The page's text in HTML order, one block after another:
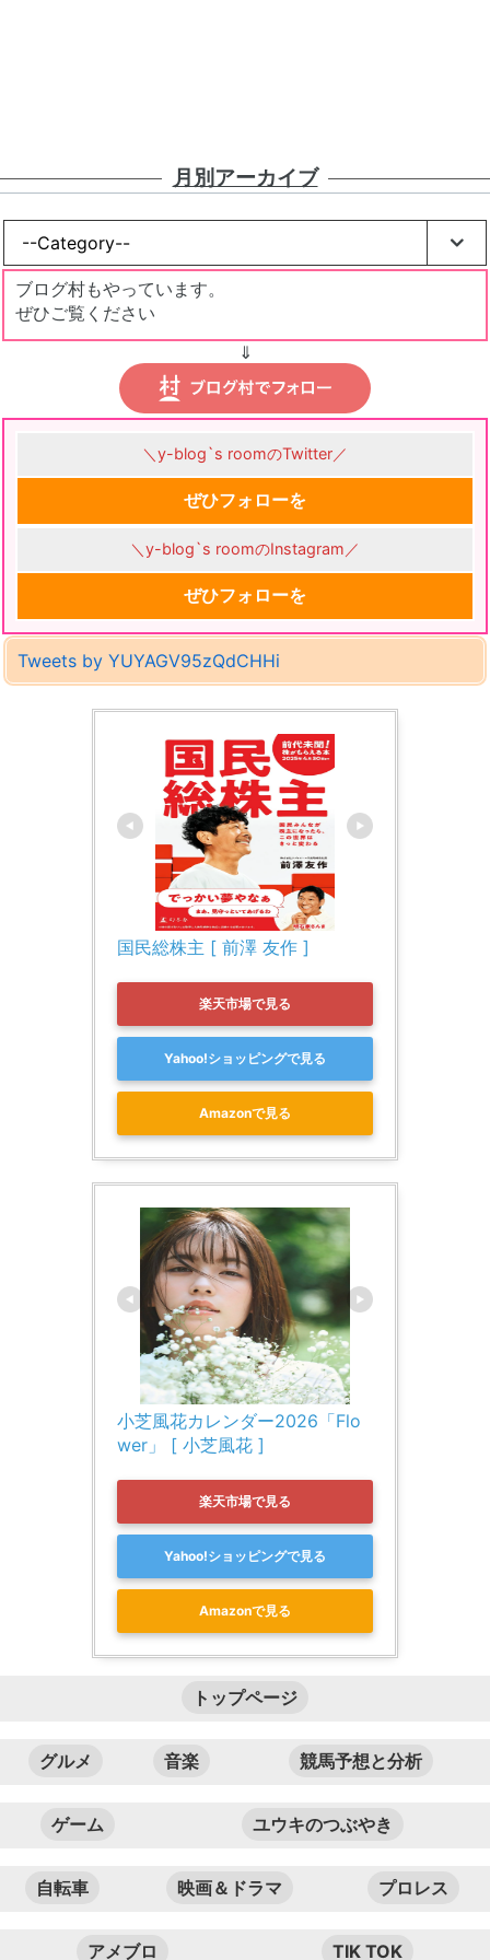
月別アーカイブ
ブログ村もやっています。
ぜひご覧ください
⇓
＼y-blog`s roomのTwitter／
ぜひフォローを
＼y-blog`s roomのInstagram／
ぜひフォローを
Tweets by YUYAGV95zQdCHHi
国民総株主 [ 前澤 友作 ]
楽天市場で見る
Yahoo!ショッピングで見る
Amazonで見る
小芝風花カレンダー2026「Flo
wer」 [ 小芝風花 ]
楽天市場で見る
Yahoo!ショッピングで見る
Amazonで見る
トップページ
グルメ 音楽 競馬予想と分析
ゲーム ユウキのつぶやき
自転車 映画＆ドラマ プロレス
アメブロ TIK TOK